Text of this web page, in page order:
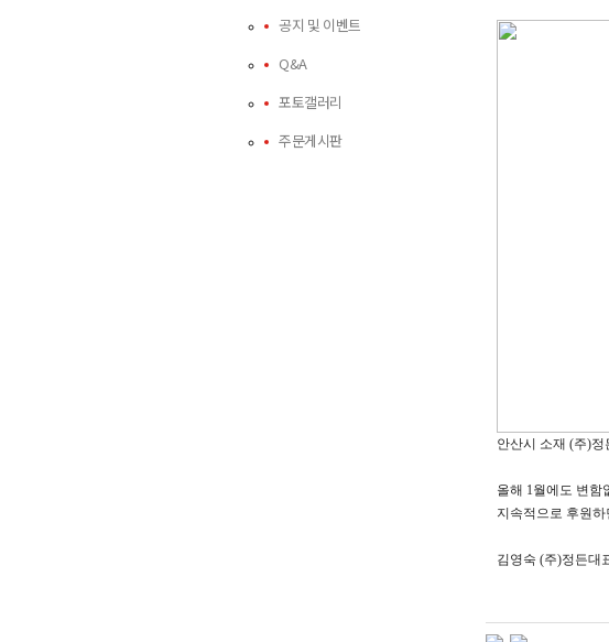
공지 및 이벤트
Q&A
포토갤러리
주문게시판
안산시 소재 (주)정
올해 1월에도 변함
지속적으로 후원
김영숙 (주)정든대